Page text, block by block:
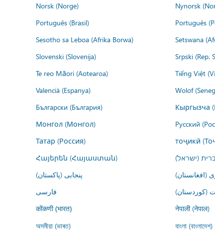
Norsk (Norge)
Nynorsk
Português (Brasil)
Português
Sesotho sa Leboa (Afrika Borwa)
Setswana
Slovenski (Slovenija)
Srpski (Rep.
Te reo Māori (Aotearoa)
Tiếng Việt
Valencià (Espanya)
Wolof
Български (България)
Кыргызча
Монгол (Монгол)
Русский
Татар (Россия)
тоҷикӣ
Հայերեն (Հայաստան)
(ישראל)
پنجابی (پاکستان)
(افغانستان)
فارسى
(کوردستان)
कोंकणी (भारत) नेपाली (नेपाल)
অসমীয়া (ভাৰত) বাংলা (বাংলাদেশ)